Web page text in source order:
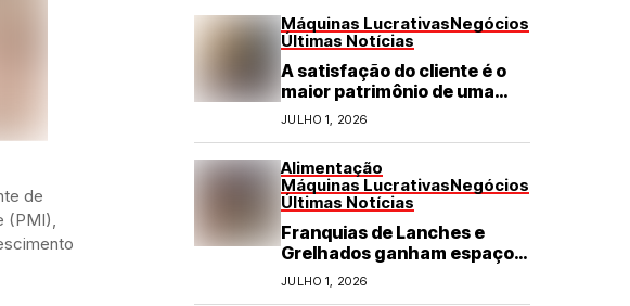
de
(PMI),
Máquinas LucrativasNegócios
Últimas Notícias
A satisfação do cliente é o
maior patrimônio de uma
franquia
JULHO 1, 2026
Alimentação
Máquinas LucrativasNegócios
Últimas Notícias
Franquias de Lanches e
Grelhados ganham espaço
com demanda por refeições
rápidas e de qualidade
JULHO 1, 2026